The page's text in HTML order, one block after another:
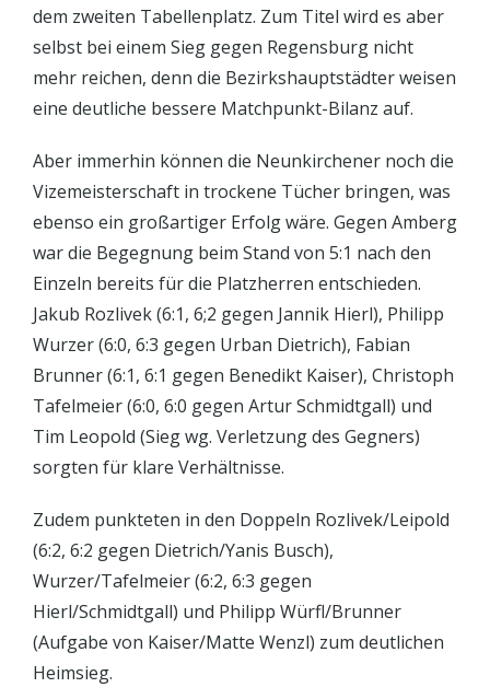
dem zweiten Tabellenplatz. Zum Titel wird es aber
selbst bei einem Sieg gegen Regensburg nicht
mehr reichen, denn die Bezirkshauptstädter weisen
eine deutliche bessere Matchpunkt-Bilanz auf.
Aber immerhin können die Neunkirchener noch die
Vizemeisterschaft in trockene Tücher bringen, was
ebenso ein großartiger Erfolg wäre. Gegen Amberg
war die Begegnung beim Stand von 5:1 nach den
Einzeln bereits für die Platzherren entschieden.
Jakub Rozlivek (6:1, 6;2 gegen Jannik Hierl), Philipp
Wurzer (6:0, 6:3 gegen Urban Dietrich), Fabian
Brunner (6:1, 6:1 gegen Benedikt Kaiser), Christoph
Tafelmeier (6:0, 6:0 gegen Artur Schmidtgall) und
Tim Leopold (Sieg wg. Verletzung des Gegners)
sorgten für klare Verhältnisse.
Zudem punkteten in den Doppeln Rozlivek/Leipold
(6:2, 6:2 gegen Dietrich/Yanis Busch),
Wurzer/Tafelmeier (6:2, 6:3 gegen
Hierl/Schmidtgall) und Philipp Würfl/Brunner
(Aufgabe von Kaiser/Matte Wenzl) zum deutlichen
Heimsieg.